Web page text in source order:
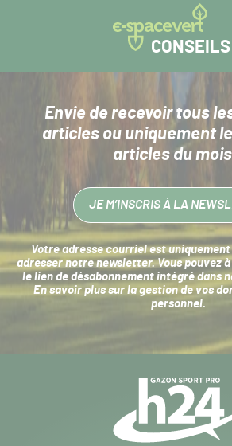
CONSEILS
Envie de recevoir tous
articlesou uniquement
articles du
JE M’INSCRIS À LA
Votre adresse courriel est
adresser notre newsletter. Vous pouvez
le lien de désabonnement intégré dans
En savoir plus sur la gestion de vos
personnel.